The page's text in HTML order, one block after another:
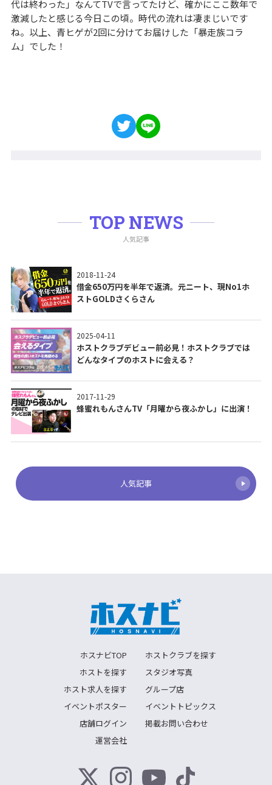
代は終わった」なんてTVで言ってたけど、確かにここ数年で
激減したと感じる今日この頃。時代の流れは凄まじいです
ね。以上、青ヒゲが2回に分けてお届けした「暴走族コラ
ム」でした！
TOP NEWS
人気記事
2018-11-24
借金650万円を半年で返済。元ニート、現No1ホ
ストGOLDさくらさん
2025-04-11
ホストクラブデビュー前必見！ホストクラブでは
どんなタイプのホストに会える？
2017-11-29
蜂蜜れもんさんTV「月曜から夜ふかし」に出演！
人気記事
ホスナビTOP
ホストクラブを探す
ホストを探す
スタジオ写真
ホスト求人を探す
グループ店
イベントポスター
イベントトピックス
店舗ログイン
掲載お問い合わせ
運営会社